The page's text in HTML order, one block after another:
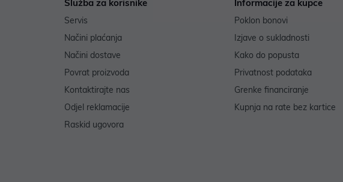
Služba za korisnike
Servis
Načini plaćanja
Načini dostave
Povrat proizvoda
Kontaktirajte nas
Odjel reklamacije
Raskid ugovora
Informacije za kupce
Poklon bonovi
Izjave o sukladnosti
Kako do popusta
Privatnost podataka
Grenke financiranje
Kupnja na rate bez kartice